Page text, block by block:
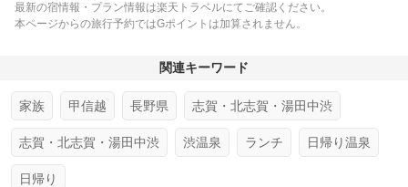
最新の宿情報・プラン情報は楽天トラベルにてご確認ください。
本ページからの旅行予約ではGポイントは加算されません。
関連キーワード
家族 甲信越 長野県 志賀・北志賀・湯田中渋
志賀・北志賀・湯田中渋 渋温泉 ランチ 日帰り温泉
日帰り